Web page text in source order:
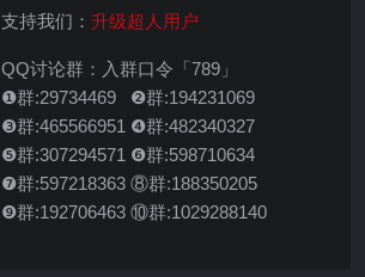
支持我们： 升级超人用户
QQ讨论群：入群口令「789」
❶群:29734469 ❷群:194231069
❸群:465566951 ❹群:482340327
❺群:307294571 ❻群:598710634
❼群:597218363 ⑧群:188350205
❾群:192706463 ⑩群:1029288140